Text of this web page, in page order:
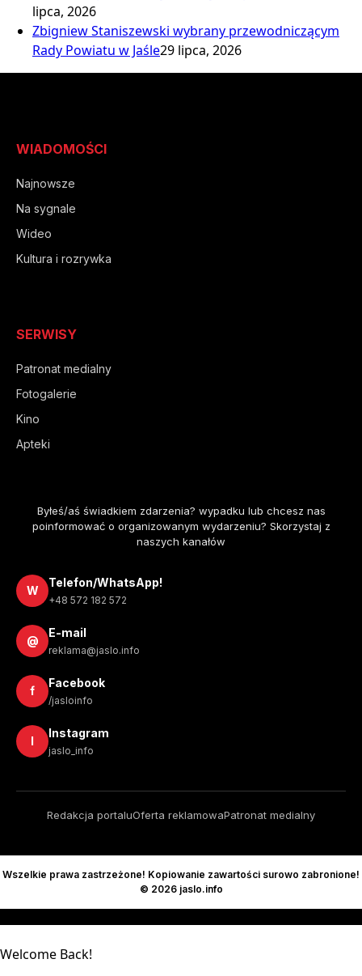
lipca, 2026
Zbigniew Staniszewski wybrany przewodniczącym
Rady Powiatu w Jaśle29 lipca, 2026
WIADOMOŚCI
Najnowsze
Na sygnale
Wideo
Kultura i rozrywka
SERWISY
Patronat medialny
Fotogalerie
Kino
Apteki
Byłeś/aś świadkiem zdarzenia? wypadku lub chcesz nas
poinformować o organizowanym wydarzeniu? Skorzystaj z
naszych kanałów
W
Telefon/WhatsApp!
+48 572 182 572
@
E-mail
reklama@jaslo.info
f
Facebook
/jasloinfo
I
Instagram
jaslo_info
Redakcja portaluOferta reklamowaPatronat medialny
Wszelkie prawa zastrzeżone! Kopiowanie zawartości surowo zabronione!
© 2026 jaslo.info
Welcome Back!